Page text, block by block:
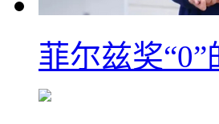
菲尔兹奖